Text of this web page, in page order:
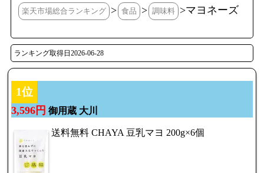
楽天市場総合ランキング > 食品 > 調味料 >マヨネーズ
ランキング取得日2026-06-28
1位
3,596円 御用蔵 大川
送料無料 CHAYA 豆乳マヨ 200g×6個